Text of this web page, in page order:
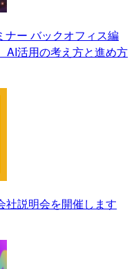
ナー バックオフィス編
AI活用の考え方と進め方
社説明会を開催します